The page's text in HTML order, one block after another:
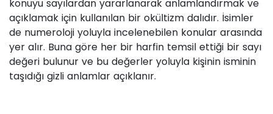
konuyu sayılardan yararlanarak anlamlandırmak ve
açıklamak için kullanılan bir okültizm dalıdır. İsimler
de numeroloji yoluyla incelenebilen konular arasında
yer alır. Buna göre her bir harfin temsil ettiği bir sayı
değeri bulunur ve bu değerler yoluyla kişinin isminin
taşıdığı gizli anlamlar açıklanır.